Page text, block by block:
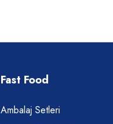
Fast Food
Ambalaj Setleri